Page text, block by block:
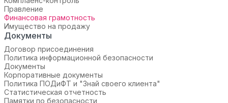
Правление
Финансовая грамотность
Имущество на продажу
Документы
Договор присоединения
Политика информационной безопасности
Документы
Корпоративные документы
Политика ПОДиФТ и "Знай своего клиента"
Статистическая отчетность
Памятки по безопасности